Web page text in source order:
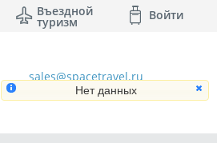
Въездной
туризм Войти
sales@spacetravel.ru
Отзывы
Нет данных